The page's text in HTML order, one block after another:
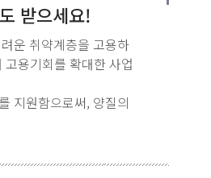
받으세요!
운 취약계층을 고용하
용기회를 확대한 사업
지원함으로써, 양질의